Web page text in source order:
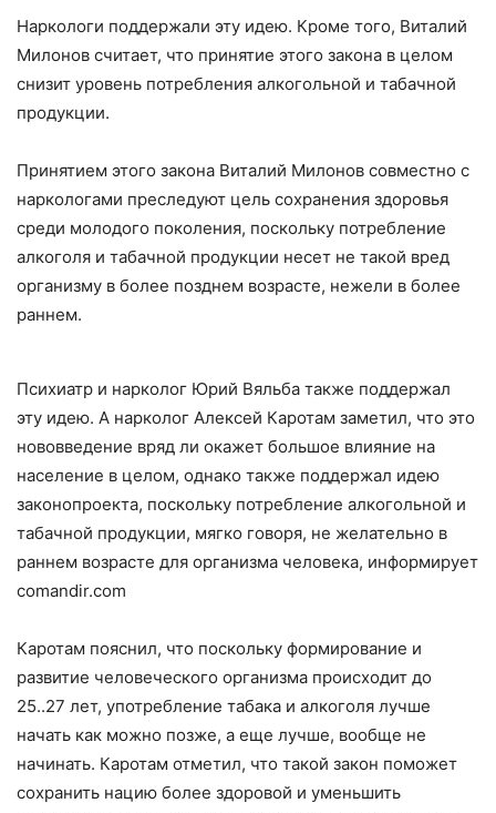
Наркологи поддержали эту идею. Кроме того, Виталий
Милонов считает, что принятие этого закона в целом
снизит уровень потребления алкогольной и табачной
продукции.
Принятием этого закона Виталий Милонов совместно с
наркологами преследуют цель сохранения здоровья
среди молодого поколения, поскольку потребление
алкоголя и табачной продукции несет не такой вред
организму в более позднем возрасте, нежели в более
раннем.
Психиатр и нарколог Юрий Вяльба также поддержал
эту идею. А нарколог Алексей Каротам заметил, что это
нововведение вряд ли окажет большое влияние на
население в целом, однако также поддержал идею
законопроекта, поскольку потребление алкогольной и
табачной продукции, мягко говоря, не желательно в
раннем возрасте для организма человека, информирует
comandir.com
Каротам пояснил, что поскольку формирование и
развитие человеческого организма происходит до
25..27 лет, употребление табака и алкоголя лучше
начать как можно позже, а еще лучше, вообще не
начинать. Каротам отметил, что такой закон поможет
сохранить нацию более здоровой и уменьшить